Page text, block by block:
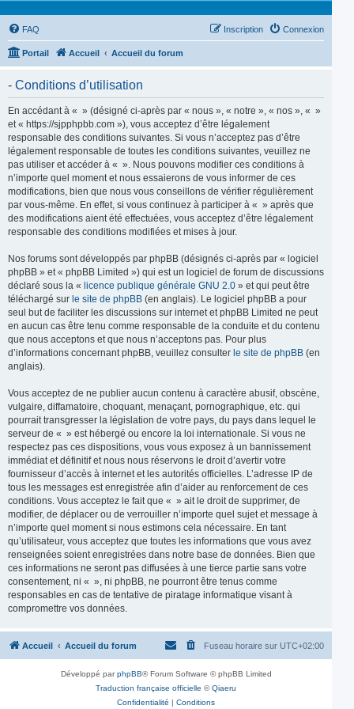
FAQ Connexion
Inscription
Portail Accueil Accueil du forum
- Conditions d’utilisation
En accédant à « » (désigné ci-après par « nous », « notre », « nos », « »
et « https://sjpphpbb.com »), vous acceptez d’être légalement
responsable des conditions suivantes. Si vous n’acceptez pas d’être
légalement responsable de toutes les conditions suivantes, veuillez ne
pas utiliser et accéder à « ». Nous pouvons modifier ces conditions à
n’importe quel moment et nous essaierons de vous informer de ces
modifications, bien que nous vous conseillons de vérifier régulièrement
par vous-même. En effet, si vous continuez à participer à « » après que
des modifications aient été effectuées, vous acceptez d’être légalement
responsable des conditions modifiées et mises à jour.
Nos forums sont développés par phpBB (désignés ci-après par « logiciel
phpBB » et « phpBB Limited ») qui est un logiciel de forum de discussions
déclaré sous la « licence publique générale GNU 2.0 » et qui peut être
téléchargé sur le site de phpBB (en anglais). Le logiciel phpBB a pour
seul but de faciliter les discussions sur internet et phpBB Limited ne peut
en aucun cas être tenu comme responsable de la conduite et du contenu
que nous acceptons et que nous n’acceptons pas. Pour plus
d’informations concernant phpBB, veuillez consulter le site de phpBB (en
anglais).
Vous acceptez de ne publier aucun contenu à caractère abusif, obscène,
vulgaire, diffamatoire, choquant, menaçant, pornographique, etc. qui
pourrait transgresser la législation de votre pays, du pays dans lequel le
serveur de « » est hébergé ou encore la loi internationale. Si vous ne
respectez pas ces dispositions, vous vous exposez à un bannissement
immédiat et définitif et nous nous réservons le droit d’avertir votre
fournisseur d’accès à internet et les autorités officielles. L’adresse IP de
tous les messages est enregistrée afin d’aider au renforcement de ces
conditions. Vous acceptez le fait que « » ait le droit de supprimer, de
modifier, de déplacer ou de verrouiller n’importe quel sujet et message à
n’importe quel moment si nous estimons cela nécessaire. En tant
qu’utilisateur, vous acceptez que toutes les informations que vous avez
renseignées soient enregistrées dans notre base de données. Bien que
ces informations ne seront pas diffusées à une tierce partie sans votre
consentement, ni « », ni phpBB, ne pourront être tenus comme
responsables en cas de tentative de piratage informatique visant à
compromettre vos données.
Accueil Accueil du forum Fuseau horaire sur UTC+02:00
Développé parphpBB® Forum Software © phpBB Limited
Traduction française officielle ©Qiaeru
Confidentialité | Conditions